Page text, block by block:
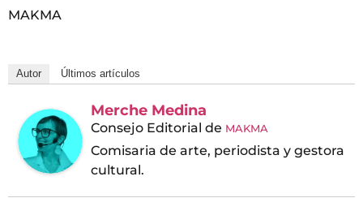
MAKMA
Autor Últimos artículos
Merche Medina
Consejo Editorial de MAKMA
Comisaria de arte, periodista y gestora
cultural.